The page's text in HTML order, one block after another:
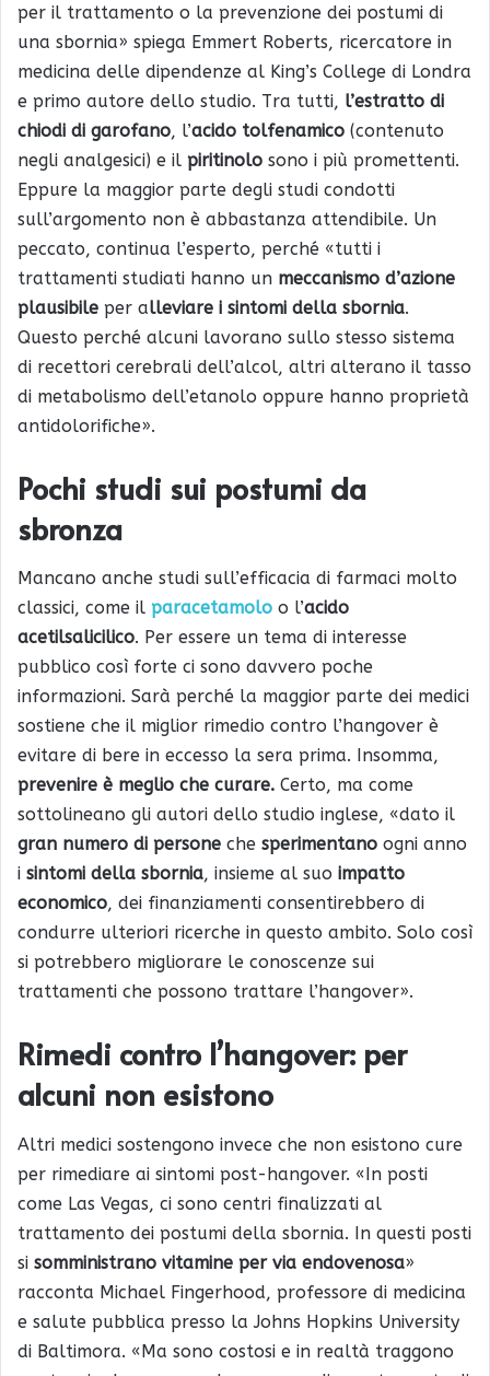
per il trattamento o la prevenzione dei postumi di
una sbornia» spiega Emmert Roberts, ricercatore in
medicina delle dipendenze al King’s College di Londra
e primo autore dello studio. Tra tutti, l’estratto di
chiodi di garofano, l’acido tolfenamico (contenuto
negli analgesici) e il piritinolo sono i più promettenti.
Eppure la maggior parte degli studi condotti
sull’argomento non è abbastanza attendibile. Un
peccato, continua l’esperto, perché «tutti i
trattamenti studiati hanno un meccanismo d’azione
plausibile per alleviare i sintomi della sbornia.
Questo perché alcuni lavorano sullo stesso sistema
di recettori cerebrali dell’alcol, altri alterano il tasso
di metabolismo dell’etanolo oppure hanno proprietà
antidolorifiche».
Pochi studi sui postumi da
sbronza
Mancano anche studi sull’efficacia di farmaci molto
classici, come il paracetamolo o l’acido
acetilsalicilico. Per essere un tema di interesse
pubblico così forte ci sono davvero poche
informazioni. Sarà perché la maggior parte dei medici
sostiene che il miglior rimedio contro l’hangover è
evitare di bere in eccesso la sera prima. Insomma,
prevenire è meglio che curare. Certo, ma come
sottolineano gli autori dello studio inglese, «dato il
gran numero di persone che sperimentano ogni anno
i sintomi della sbornia, insieme al suo impatto
economico, dei finanziamenti consentirebbero di
condurre ulteriori ricerche in questo ambito. Solo così
si potrebbero migliorare le conoscenze sui
trattamenti che possono trattare l’hangover».
Rimedi contro l’hangover: per
alcuni non esistono
Altri medici sostengono invece che non esistono cure
per rimediare ai sintomi post-hangover. «In posti
come Las Vegas, ci sono centri finalizzati al
trattamento dei postumi della sbornia. In questi posti
si somministrano vitamine per via endovenosa»
racconta Michael Fingerhood, professore di medicina
e salute pubblica presso la Johns Hopkins University
di Baltimora. «Ma sono costosi e in realtà traggono